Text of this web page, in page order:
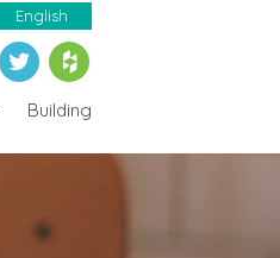
English
Building